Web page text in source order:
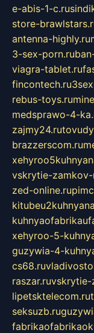
e-abis-1-c.ru
store-
antenna-highly.ru
3-sex-porn.ru
viagra-tablet.ru
fincontech.ru
rebus-toys.ru
medsprawo-4-
zajmy24.ru
brazzerscom.ru
vskrytie-zamkov-
zed-online.ru
xehyroo-5-
guzywia-4-
cs68.ru
raszar.ruvskrytie-
lipetsktelecom.ru
seksuzb.ru